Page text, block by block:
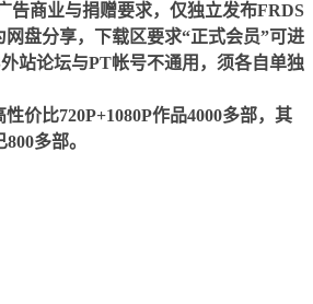
告商业与捐赠要求，仅独立发布FRDS
盘分享，下载区要求“正式会员”可进
外站论坛与PT帐号不通用，须各自单独
价比720P+1080P作品4000多部，其
多部。